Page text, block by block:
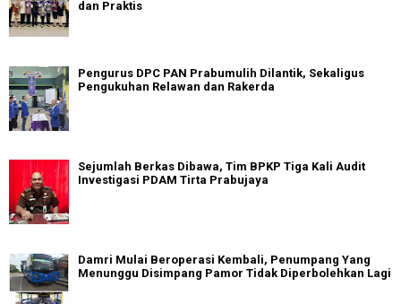
dan Praktis
Pengurus DPC PAN Prabumulih Dilantik, Sekaligus
Pengukuhan Relawan dan Rakerda
Sejumlah Berkas Dibawa, Tim BPKP Tiga Kali Audit
Investigasi PDAM Tirta Prabujaya
Damri Mulai Beroperasi Kembali, Penumpang Yang
Menunggu Disimpang Pamor Tidak Diperbolehkan Lagi